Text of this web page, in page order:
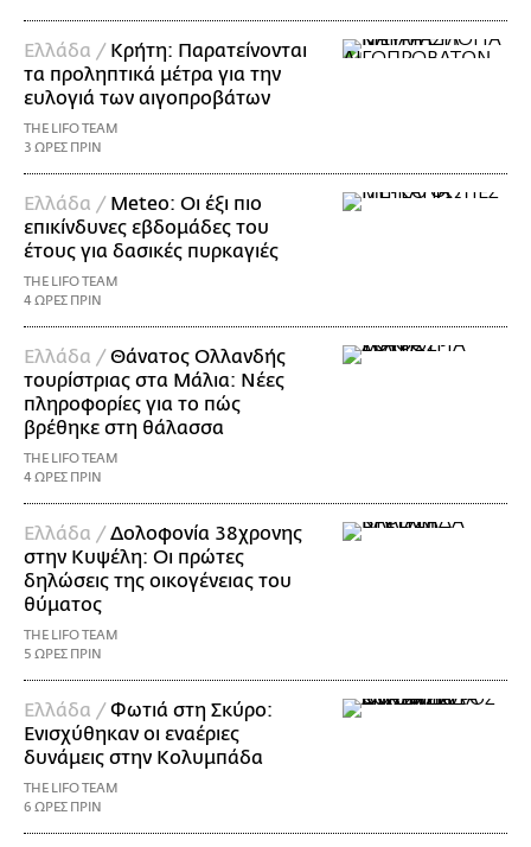
Ελλάδα / Κρήτη: Παρατείνονται
τα προληπτικά μέτρα για την
ευλογιά των αιγοπροβάτων
THE LIFO TEAM
3 ΩΡΕΣ ΠΡΙΝ
Ελλάδα / Meteo: Οι έξι πιο
επικίνδυνες εβδομάδες του
έτους για δασικές πυρκαγιές
THE LIFO TEAM
4 ΩΡΕΣ ΠΡΙΝ
Ελλάδα /Θάνατος Ολλανδής
τουρίστριας στα Μάλια: Νέες
πληροφορίες για το πώς
βρέθηκε στη θάλασσα
THE LIFO TEAM
4 ΩΡΕΣ ΠΡΙΝ
Ελλάδα /Δολοφονία 38χρονης
στην Κυψέλη: Οι πρώτες
δηλώσεις της οικογένειας του
θύματος
THE LIFO TEAM
5 ΩΡΕΣ ΠΡΙΝ
Ελλάδα /Φωτιά στη Σκύρο:
Ενισχύθηκαν οι εναέριες
δυνάμεις στην Κολυμπάδα
THE LIFO TEAM
6 ΩΡΕΣ ΠΡΙΝ